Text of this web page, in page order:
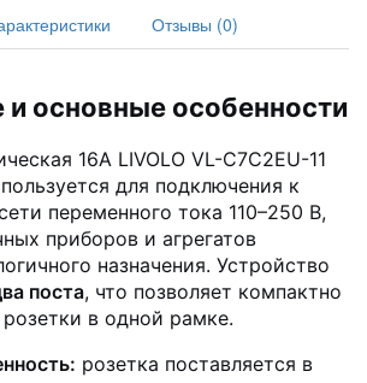
Отзывы (0)
и основные особенности
16A LIVOLO VL-C7C2EU-11
для подключения к
переменного тока 110–250 В,
приборов и агрегатов
назначения. Устройство
поста, что позволяет компактно
в одной рамке.
розетка поставляется в